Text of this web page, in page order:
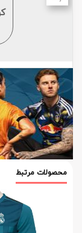
محصولات مرتبط